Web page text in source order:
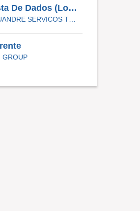
Analista De Dados (Logística)
GROUP